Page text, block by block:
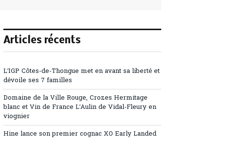
Articles récents
L’IGP Côtes-de-Thongue met en avant sa liberté et
dévoile ses 7 familles
Domaine de la Ville Rouge, Crozes Hermitage
blanc et Vin de France L’Aulin de Vidal-Fleury en
viognier
Hine lance son premier cognac XO Early Landed